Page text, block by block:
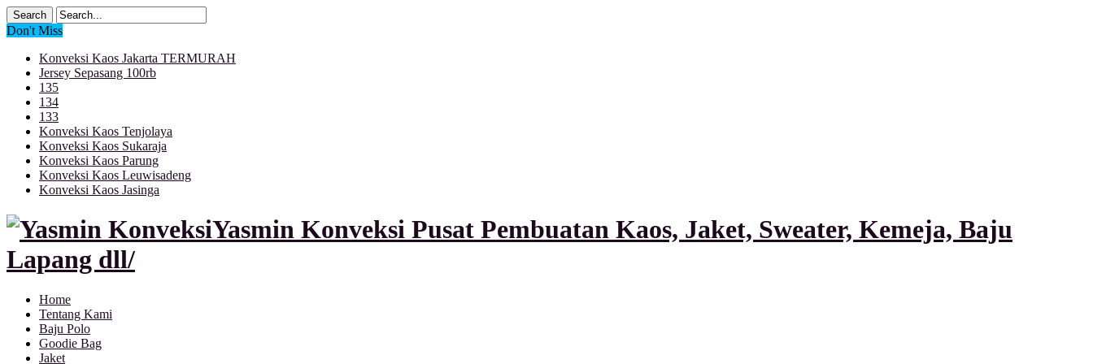
Don't Miss
Konveksi Kaos Jakarta TERMURAH
Jersey Sepasang 100rb
135
134
133
Konveksi Kaos Tenjolaya
Konveksi Kaos Sukaraja
Konveksi Kaos Parung
Konveksi Kaos Leuwisadeng
Konveksi Kaos Jasinga
Yasmin Konveksi Pusat Pembuatan Kaos, Jaket, Sweater, Kemeja, Baju
Lapang dll/
Home
Tentang Kami
Baju Polo
Goodie Bag
Jaket